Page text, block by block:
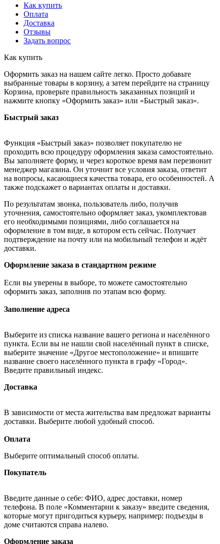
Как купить
Оплата
Доставка
Отзывы
Задать вопрос
Как купить
Оформить заказ на нашем сайте легко. Просто добавьте
выбранные товары в корзину, а затем перейдите на страницу
Корзина, проверьте правильность заказанных позиций и
нажмите кнопку «Оформить заказ» или «Быстрый заказ».
Быстрый заказ
Функция «Быстрый заказ» позволяет покупателю не
проходить всю процедуру оформления заказа самостоятельно.
Вы заполняете форму, и через короткое время вам перезвонит
менеджер магазина. Он уточнит все условия заказа, ответит
на вопросы, касающиеся качества товара, его особенностей. А
также подскажет о вариантах оплаты и доставки.
По результатам звонка, пользователь либо, получив
уточнения, самостоятельно оформляет заказ, укомплектовав
его необходимыми позициями, либо соглашается на
оформление в том виде, в котором есть сейчас. Получает
подтверждение на почту или на мобильный телефон и ждёт
доставки.
Оформление заказа в стандартном режиме
Если вы уверены в выборе, то можете самостоятельно
оформить заказ, заполнив по этапам всю форму.
Заполнение адреса
Выберите из списка название вашего региона и населённого
пункта. Если вы не нашли свой населённый пункт в списке,
выберите значение «Другое местоположение» и впишите
название своего населённого пункта в графу «Город».
Введите правильный индекс.
Доставка
В зависимости от места жительства вам предложат варианты
доставки. Выберите любой удобный способ.
Оплата
Выберите оптимальный способ оплаты.
Покупатель
Введите данные о себе: ФИО, адрес доставки, номер
телефона. В поле «Комментарии к заказу» введите сведения,
которые могут пригодиться курьеру, например: подъезды в
доме считаются справа налево.
Оформление заказа